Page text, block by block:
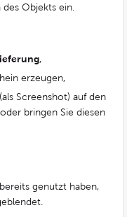
des Objekts ein.
,
erzeugen,
Screenshot) auf den
bringen Sie diesen
genutzt haben,